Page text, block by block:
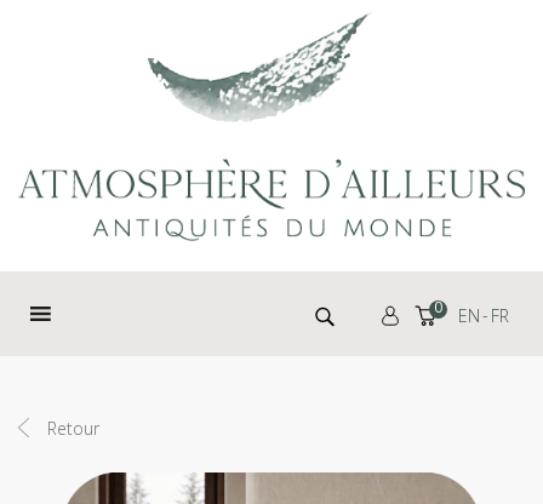
Rechercher : 0 EN FR
Retour